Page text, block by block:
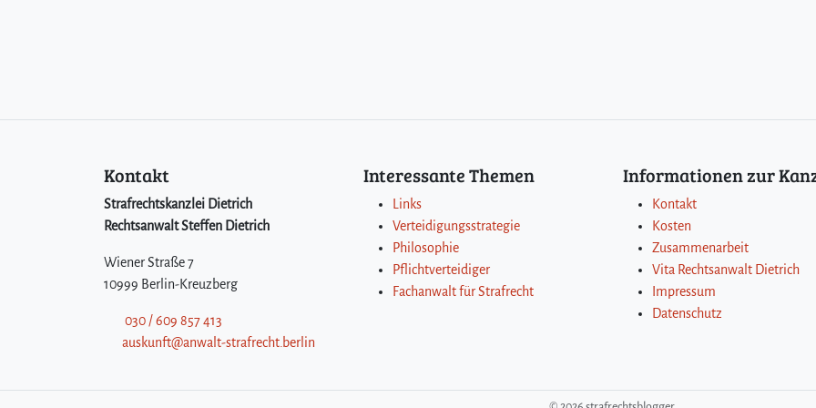
Kontakt
Strafrechtskanzlei Dietrich
Rechtsanwalt Steffen Dietrich
Wiener Straße 7
10999 Berlin-Kreuzberg
030 / 609 857 413
auskunft@anwalt-strafrecht.berlin
Interessante Themen
Links
Verteidigungsstrategie
Philosophie
Pflichtverteidiger
Fachanwalt für Strafrecht
Informationen zur
Kontakt
Kosten
Zusammenarbeit
Vita Rechtsanwalt Dietrich
Impressum
Datenschutz